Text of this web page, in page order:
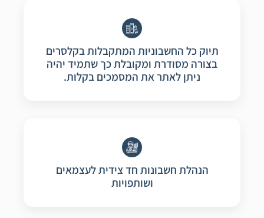
תיוק כל החשבוניות המתקבלות בקלסרים
בצורה מסודרת ומקובלת כך שתמיד יהיה
ניתן לאתר את המסמכים בקלות.
הנהלת חשבונות חד צידית לעצמאים
ושותפויות